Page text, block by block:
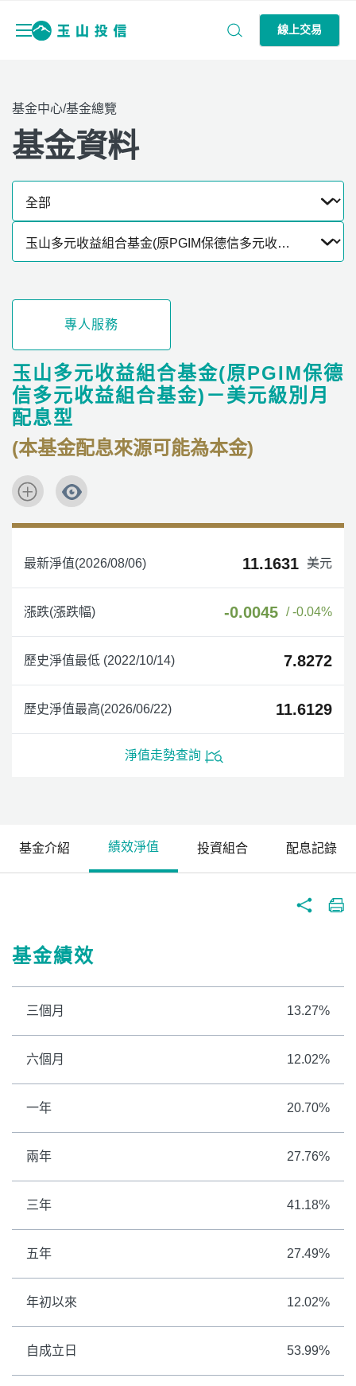
線上交易
基金中心/基金總覽
基金資料
專人服務
玉山多元收益組合基金(原PGIM保德
信多元收益組合基金)－美元級別月
配息型
(本基金配息來源可能為本金)
最新淨值(2026/08/06) 11.1631 美元
漲跌(漲跌幅) -0.0045 / -0.04%
歷史淨值最低 (2022/10/14) 7.8272
歷史淨值最高(2026/06/22) 11.6129
淨值走勢查詢
基金介紹 績效淨值 投資組合 配息記錄
基金績效
三個月 13.27%
六個月 12.02%
一年 20.70%
兩年 27.76%
三年 41.18%
五年 27.49%
年初以來 12.02%
自成立日 53.99%